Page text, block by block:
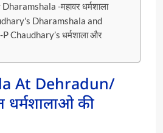
-महावर धर्मशाला
Dharamshala and
Chaudhary’s धर्मशाला और
At Dehradun/
धर्मशालाओ की